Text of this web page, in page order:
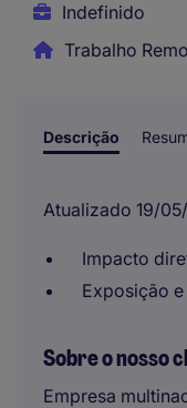
Indefinido
Trabalho
Descrição
Atualizado 19/
Impacto
Exposição
Sobre o nosso
Empresa